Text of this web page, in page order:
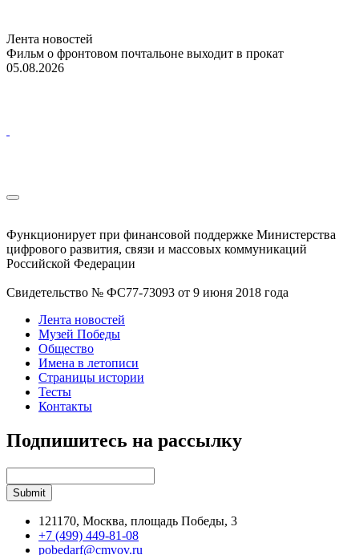
Лента новостей
Фильм о фронтовом почтальоне выходит в прокат
05.08.2026
Функционирует при финансовой поддержке Министерства
цифрового развития, связи и массовых коммуникаций
Российской Федерации
Свидетельство № ФС77-73093 от 9 июня 2018 года
Лента новостей
Музей Победы
Общество
Имена в летописи
Страницы истории
Тесты
Контакты
Подпишитесь на рассылку
121170, Москва, площадь Победы, 3
+7 (499) 449-81-08
pobedarf@cmvov.ru